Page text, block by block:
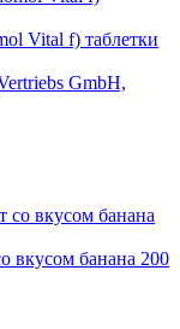
Vital f) таблетки
GmbH,
вкусом банана 200